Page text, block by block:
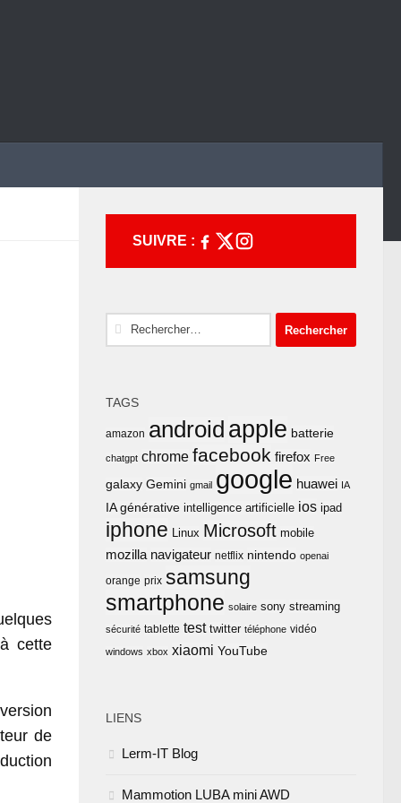
cette
de
SUIVRE :
Rechercher :
TAGS
amazon android apple batterie
chatgpt chrome facebook firefox Free
galaxy Gemini gmail google huawei IA
IA générative intelligence artificielle ios ipad
iphone Linux Microsoft mobile
mozilla navigateur netflix nintendo openai
orange prix samsung
smartphone solaire sony streaming
sécurité tablette test twitter téléphone vidéo
windows xbox xiaomi YouTube
LIENS
Lerm-IT Blog
Mammotion LUBA mini AWD